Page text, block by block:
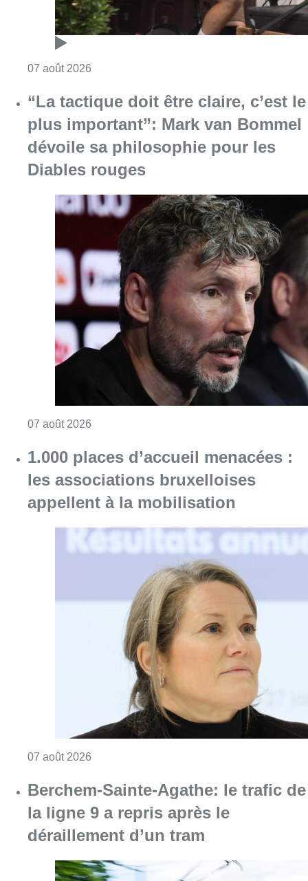
Consulter l'article "“La tactique doit être
1.000 places d’accueil menacées :
les associations bruxelloises
appellent à la mobilisation
Consulter l'article "1.000 places d’accueil
Berchem-Sainte-Agathe: le trafic de
la ligne 9 a repris après le
déraillement d’un tram